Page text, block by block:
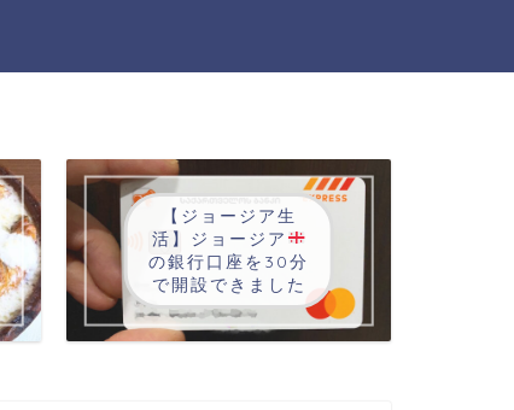
【ジョージア生
活】ジョージア
の銀行口座を30分
で開設できました